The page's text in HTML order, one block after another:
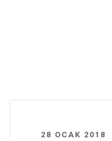
28 OCAK 2018